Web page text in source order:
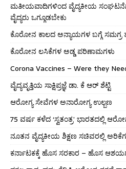
ಮತೀಯವಾದಿಗಳಿಂದ ವೈದ್ಯಕೀಯ
ವೈದ್ಯರು ಒಗ್ಗೂಡಬೇಕು
ಕೊರೋನ ಕಾಲದ ಅನ್ಯಾಯಗಳ ಬಗ್ಗೆ
ಕೊರೋನ ಲಸಿಕೆಗಳ ಅಡ್ಡ ಪರಿಣಾಮಗಳು
Corona Vaccines – Were they
ವೈದ್ಯವೃತ್ತಿಯ ಸಾಕ್ಷಿಪ್ರಜ್ಞೆ ಡಾ. ಕೆ ಆರ್ ಶೆಟ್ಟಿ
ಆರೋಗ್ಯ ಸೇವೆಗಳ ಅನಾರೋಗ್ಯ ಉಲ್ಬಣ
75 ವರ್ಷ ಕಳೆದ ‘ಸ್ವತಂತ್ರ’ ಭಾರತದಲ್ಲಿ
ನೂತನ ವೈದ್ಯಕೀಯ ಶಿಕ್ಷಣ ಸಚಿವರಲ್ಲಿ
ಕರ್ನಾಟಕಕ್ಕೆ ಹೊಸ ಸರಕಾರ – ಹೊಸ